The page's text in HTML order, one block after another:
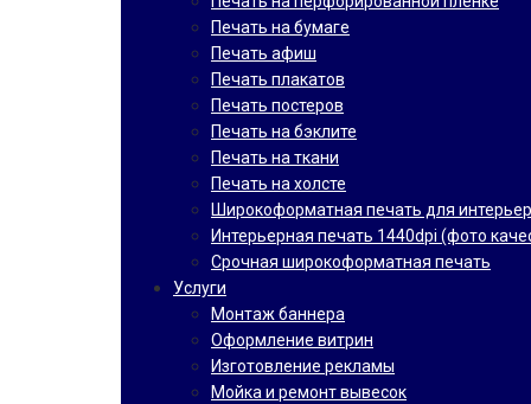
Печать на бумаге
Печать афиш
Печать плакатов
Печать постеров
Печать на бэклите
Печать на ткани
Печать на холсте
Широкоформатная печать для
Интерьерная печать 1440dpi (фото
Срочная широкоформатная печать
Услуги
Монтаж баннера
Оформление витрин
Изготовление рекламы
Мойка и ремонт вывесок